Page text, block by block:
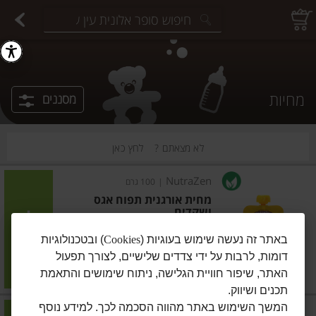
מחיות מסננים
לא מצאתם ? לחץ כאן
NutraZen 100 גרם
מחית אורגנית תפוח אגס
ושקדים
מחיר מחירון ₪7.50
₪7.50 ל-100 גרם
הוסיפו
NutraZen
| 100 גרם
באתר זה נעשה שימוש בעוגיות (Cookies) ובטכנולוגיות
דומות, לרבות על ידי צדדים שלישיים, לצורך תפעול
האתר, שיפור חוויית הגלישה, ניתוח שימושים והתאמת
תכנים ושיווק.
המשך השימוש באתר מהווה הסכמה לכך. למידע נוסף